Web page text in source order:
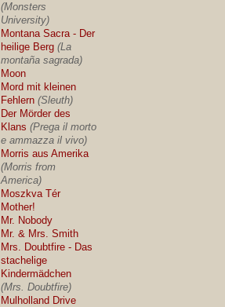
(Monsters
University)
Montana Sacra - Der
heilige Berg (La
montaña sagrada)
Moon
Mord mit kleinen
Fehlern (Sleuth)
Der Mörder des
Klans (Prega il morto
e ammazza il vivo)
Morris aus Amerika
(Morris from
America)
Moszkva Tér
Mother!
Mr. Nobody
Mr. & Mrs. Smith
Mrs. Doubtfire - Das
stachelige
Kindermädchen
(Mrs. Doubtfire)
Mulholland Drive